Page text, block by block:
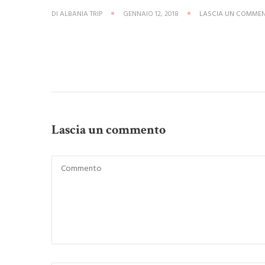
DI ALBANIA TRIP GENNAIO 12, 2018 LASCIA UN
Lascia un commento